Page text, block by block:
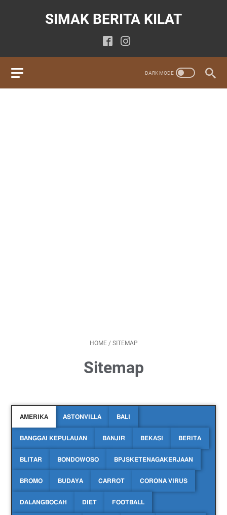
SIMAK BERITA KILAT
HOME / SITEMAP
Sitemap
AMERIKA ASTONVILLA BALI
BANGGAI KEPULAUAN BANJIR BEKASI BERITA
BLITAR BONDOWOSO BPJSKETENAGAKERJAAN
BROMO BUDAYA CARROT CORONA VIRUS
DALANGBOCAH DIET FOOTBALL